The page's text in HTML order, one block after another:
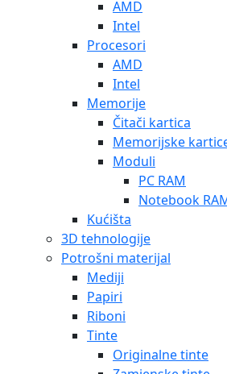
AMD
Intel
Procesori
AMD
Intel
Memorije
Čitači kartica
Memorijske
Moduli
PC RAM
Notebook
Kućišta
3D tehnologije
Potrošni materijal
Mediji
Papiri
Riboni
Tinte
Originalne tinte